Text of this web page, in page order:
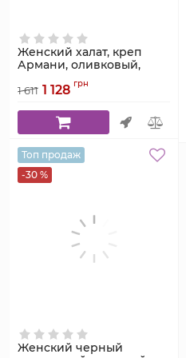
Женский халат, креп
Армани, оливковый,
Артикул:981
1 611 1 128 грн
Топ продаж
-30 %
Женский черный